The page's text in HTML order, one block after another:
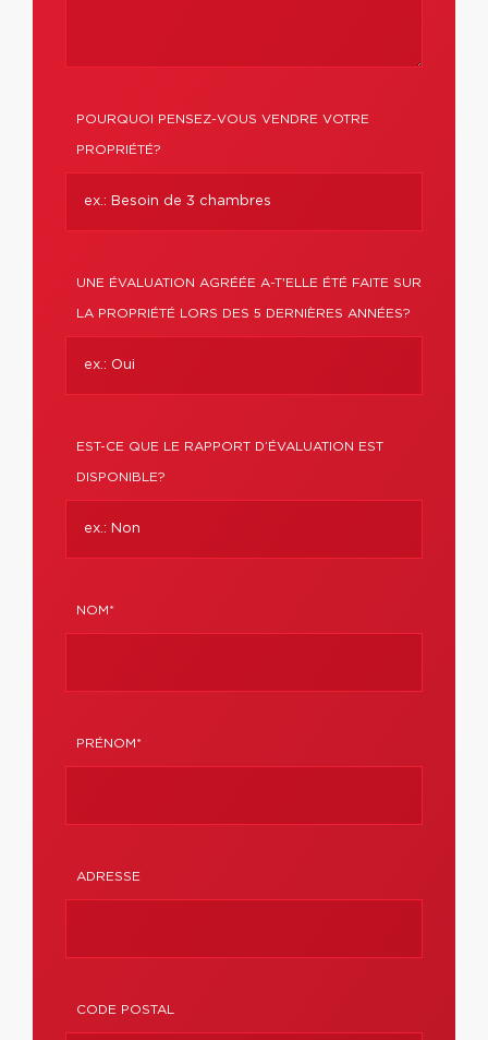
POURQUOI PENSEZ-VOUS VENDRE VOTRE
PROPRIÉTÉ?
UNE ÉVALUATION AGRÉÉE A-T'ELLE ÉTÉ FAITE SUR
LA PROPRIÉTÉ LORS DES 5 DERNIÈRES ANNÉES?
EST-CE QUE LE RAPPORT D’ÉVALUATION EST
DISPONIBLE?
NOM*
PRÉNOM*
ADRESSE
CODE POSTAL